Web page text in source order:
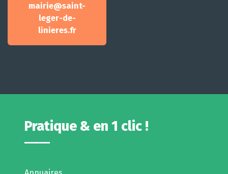
mairie@saint-
leger-de-
linieres.fr
Pratique & en 1 clic !